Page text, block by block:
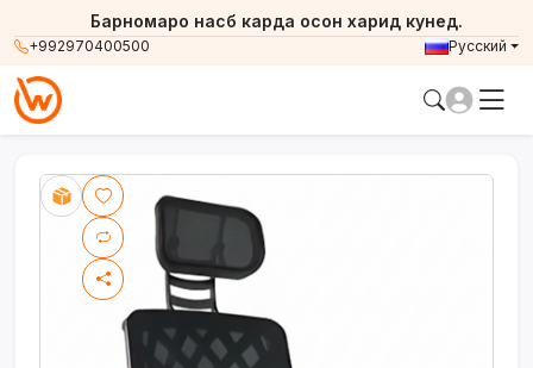
+992970400500
Барномаро насб карда осон харид кунед.
Русский